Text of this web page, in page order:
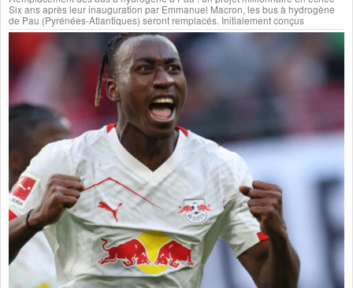
Six ans après leur inauguration par Emmanuel Macron, les bus à hydrogène
de Pau (Pyrénées-Atlantiques) seront remplacés. Initialement conçus